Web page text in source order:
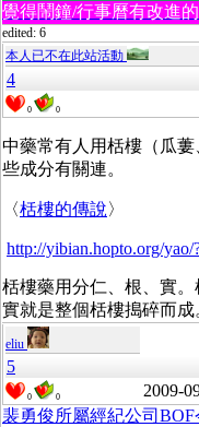
覺得鬧鐘/行事曆有改進
edited: 6
本人已不在此站活動
4
0 0
中藥常有人用栝樓（瓜
些成分有關連。
〈栝樓的傳說〉
http://yibian.hopto.org/yao/
栝樓藥用分仁、根、實
實就是整個栝樓搗碎而成
eliu
5
0 0 2009-
裴勇俊所屬經紀公司BOF